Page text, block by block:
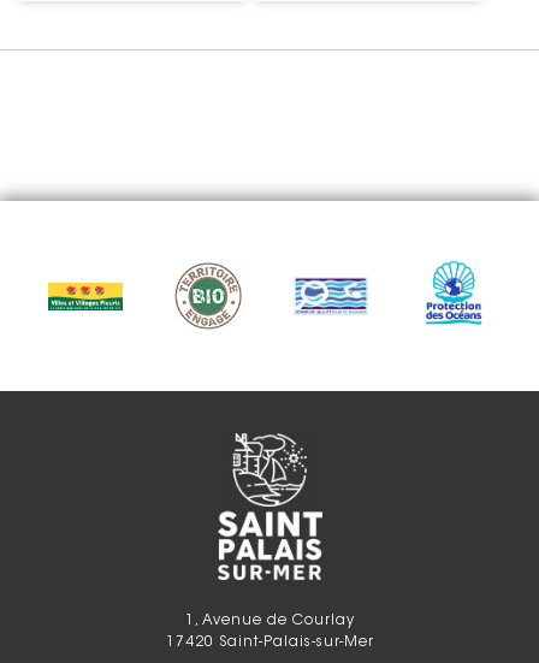
1, Avenue de Courlay
17420 Saint-Palais-sur-Mer